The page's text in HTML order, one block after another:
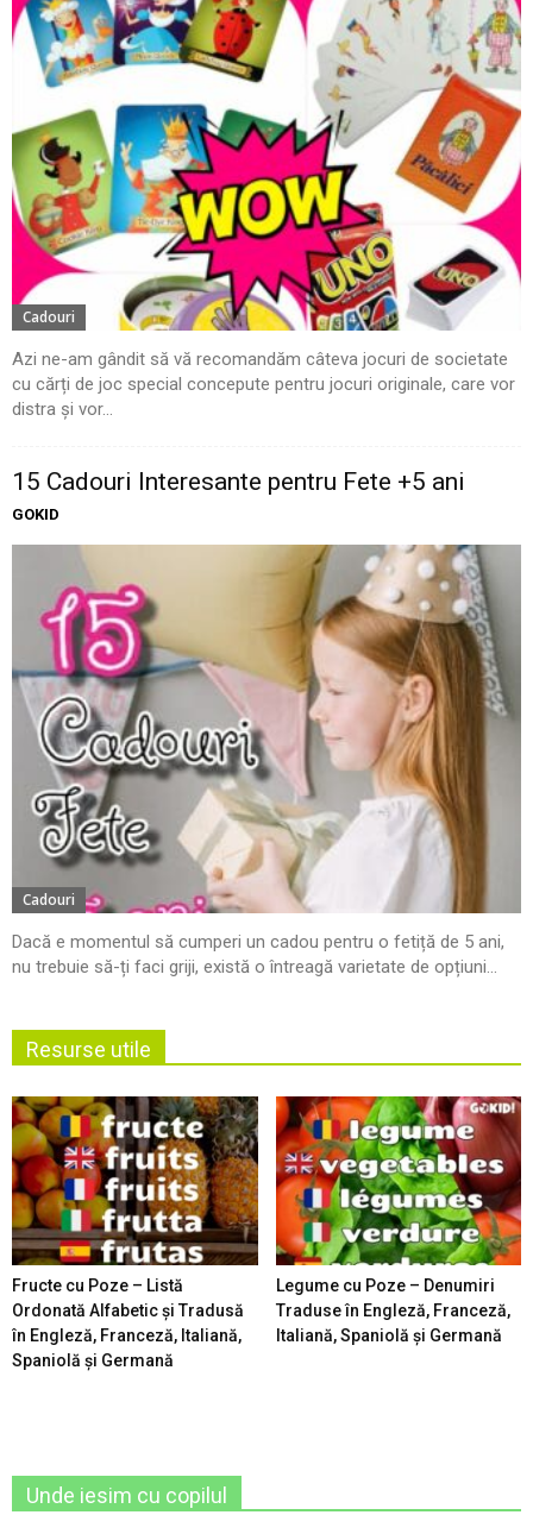
Cadouri
Azi ne-am gândit să vă recomandăm câteva jocuri de societate
cu cărți de joc special concepute pentru jocuri originale, care vor
distra și vor...
15 Cadouri Interesante pentru Fete +5 ani
GOKID
Cadouri
Dacă e momentul să cumperi un cadou pentru o fetiță de 5 ani,
nu trebuie să-ți faci griji, există o întreagă varietate de opțiuni...
Resurse utile
Fructe cu Poze – Listă
Ordonată Alfabetic şi Tradusă
în Engleză, Franceză, Italiană,
Spaniolă şi Germană
Legume cu Poze – Denumiri
Traduse în Engleză, Franceză,
Italiană, Spaniolă şi Germană
Unde iesim cu copilul